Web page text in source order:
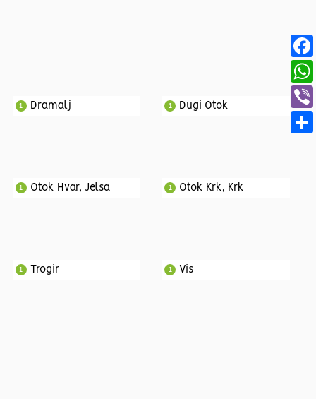
Dramalj
1 Dugi Otok
1
Otok Hvar, Jelsa
1 Otok Krk, Krk
1
Trogir
1 Vis
1